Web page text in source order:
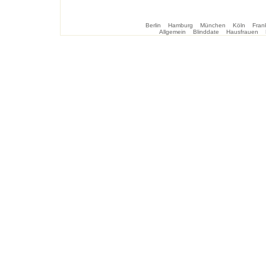
Berlin Hamburg München Köln
Allgemein
Blinddate Hausfrauen